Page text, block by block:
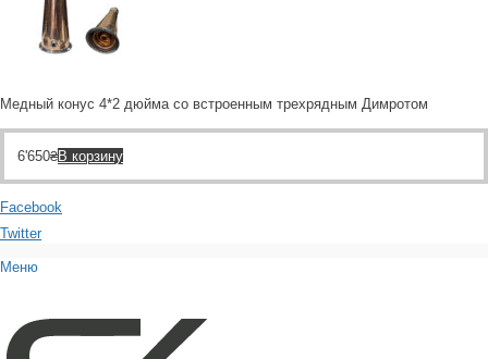
Медный конус 4*2 дюйма со встроенным трехрядным Димротом
6'650₴В корзину
Facebook
Twitter
Меню